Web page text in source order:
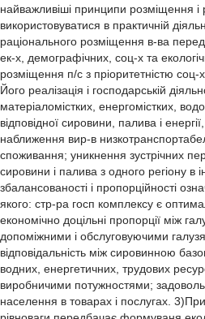
найважливіші принципи розміщення і
використовуватися в практичній
раціонального розміщення в-ва
ек-х, демографічних, соц-х та
розміщення п/с з пріоритетністю соц-х
Його реалізація і господарській
матеріаломістких, енергомістких,
відповідної сировини, палива і
наближення вир-в
споживання; уникнення зустрічних
сировини і палива з одного регіону в
збалансованості і пропорційності
якого: стр-ра госп комплексу є
економічно доцільні пропорції між
допоміжними і обслуговуючими
відповідальність між сировинною
водних, енергетичних, трудових
виробничими потужностями;
населення в товарах і послугах.